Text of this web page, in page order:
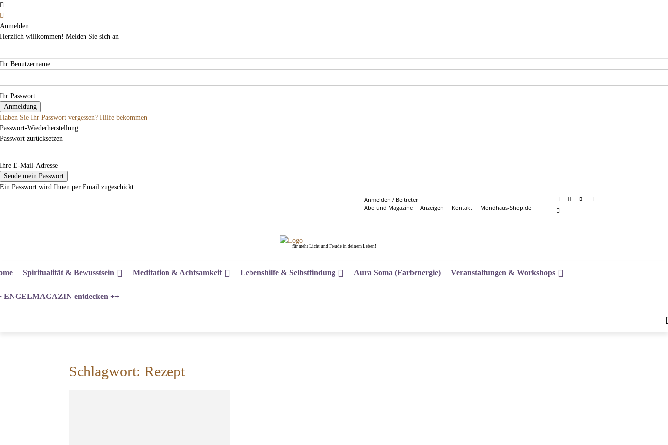
Anmelden
Herzlich willkommen! Melden Sie sich an
Ihr Benutzername
Ihr Passwort
Haben Sie Ihr Passwort vergessen? Hilfe bekommen
Passwort-Wiederherstellung
Passwort zurücksetzen
Ihre E-Mail-Adresse
Ein Passwort wird Ihnen per Email zugeschickt.
Anmelden / Beitreten
Abo und Magazine
Anzeigen Kontakt Mondhaus-Shop.de
für mehr Licht und Freude in deinem Leben!
Spiritualität & Bewusstsein Meditation & Achtsamkeit Lebenshilfe & Selbstfindung Aura Soma (Farbenergie) Veranstaltungen & Workshops
ENGELMAGAZIN entdecken ++
Schlagwort: Rezept